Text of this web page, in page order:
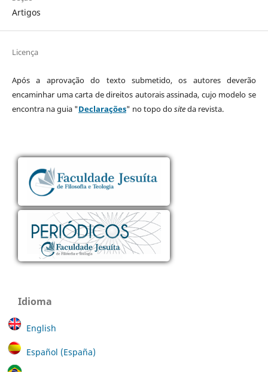
Artigos
Licença
Após a aprovação do texto submetido, os autores deverão
encaminhar uma carta de direitos autorais assinada, cujo modelo se
encontra na guia "Declarações" no topo dositeda revista.
Idioma
English
Español (España)